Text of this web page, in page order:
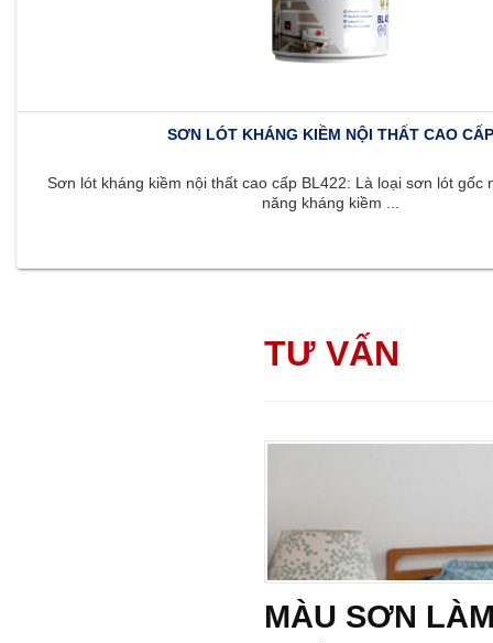
SƠN LÓT KHÁNG KIỀM NỘI THẤT CAO CẤP
Sơn lót kháng kiềm nội thất cao cấp BL422: Là loại sơn lót gốc
năng kháng kiềm ...
TƯ VẤN
MÀU SƠN